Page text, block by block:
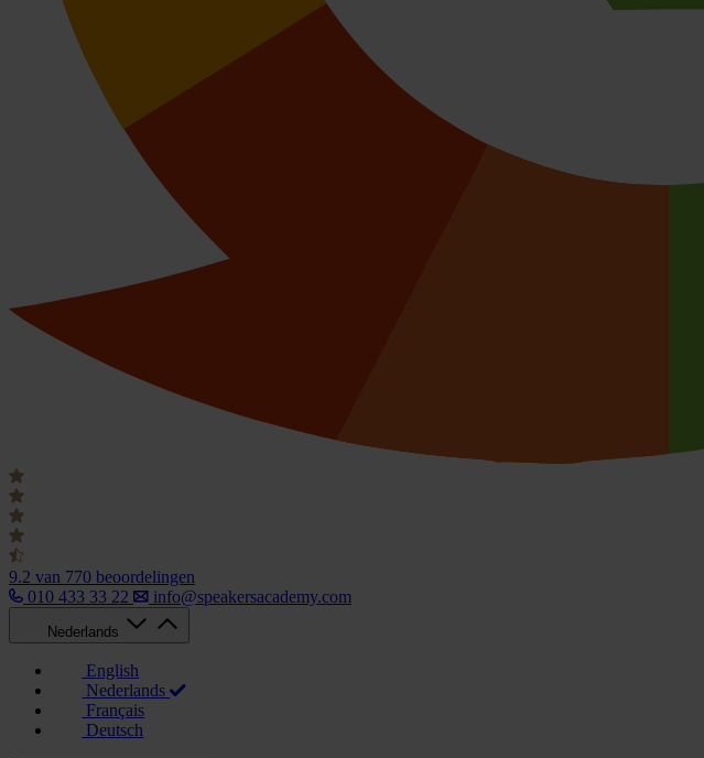
9.2 van 770 beoordelingen
010 433 33 22
info@speakersacademy.com
Nederlands
English
Nederlands
Français
Deutsch